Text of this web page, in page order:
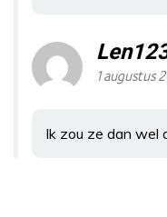
1 augustus
Ik zou ze dan wel